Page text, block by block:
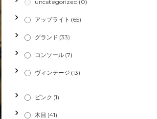
uncategorized (0)
アップライト (65)
グランド (33)
コンソール (7)
ヴィンテージ (13)
ピンク (1)
木目 (41)